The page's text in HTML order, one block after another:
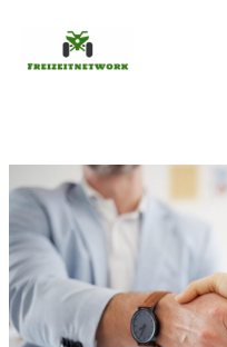
springen